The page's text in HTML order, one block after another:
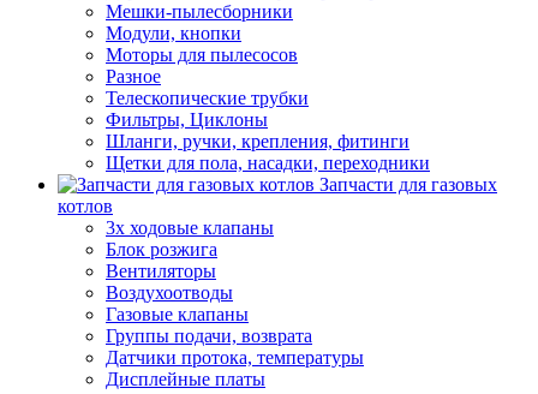
Мешки-пылесборники
Модули, кнопки
Моторы для пылесосов
Разное
Телескопические трубки
Фильтры, Циклоны
Шланги, ручки, крепления, фитинги
Щетки для пола, насадки, переходники
Запчасти для газовых
котлов
3х ходовые клапаны
Блок розжига
Вентиляторы
Воздухоотводы
Газовые клапаны
Группы подачи, возврата
Датчики протока, температуры
Дисплейные платы